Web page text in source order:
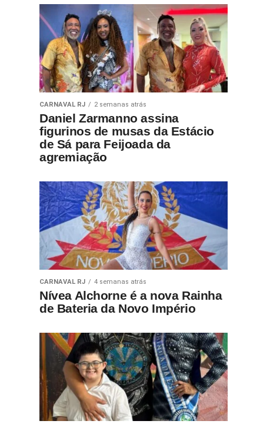
CARNAVAL RJ 2 semanas atrás
Daniel Zarmanno assina
figurinos de musas da Estácio
de Sá para Feijoada da
agremiação
CARNAVAL RJ 4 semanas atrás
Nívea Alchorne é a nova Rainha
de Bateria da Novo Império